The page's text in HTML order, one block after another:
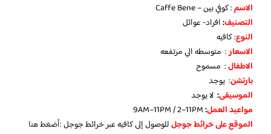
الاسم: كوفي بين – Caffe Bene
التصنيف:افراد- عوائل
النوع: كافيه
الاسعار: متوسطه الي مرتفعه
الاطفال: مسموح
بارتشن: يوجد
الموسيقى: لا يوجد
مواعيد العمل:
9AM–11PM / 2–11PM
الموقع على خرائط جوجلللوصول إلى كافيه عبر خرائط جوجل :أضغط هنا